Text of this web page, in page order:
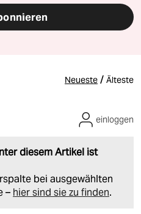
Neueste / Älteste
diesem Artikel ist
bei ausgewählten
– hier sind sie zu finden.
einloggen